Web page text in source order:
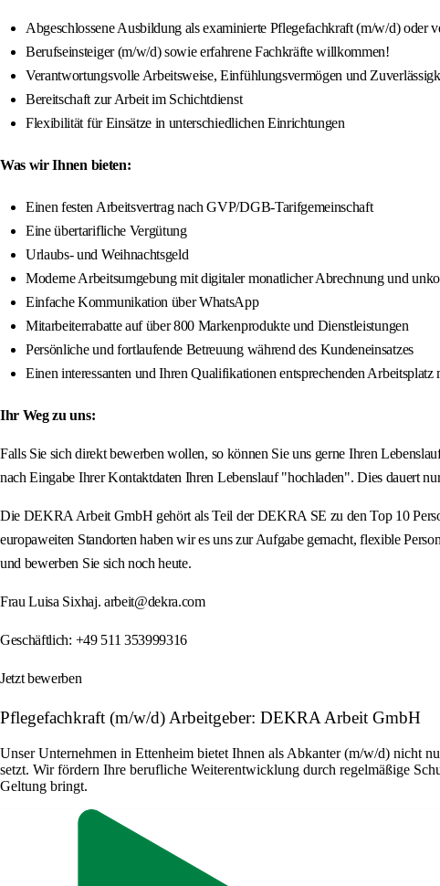
Abgeschlossene Ausbildung als examinierte Pflegefachkraft (m/w/d) oder
Berufseinsteiger (m/w/d) sowie erfahrene Fachkräfte willkommen!
Verantwortungsvolle Arbeitsweise, Einfühlungsvermögen und
Bereitschaft zur Arbeit im Schichtdienst
Flexibilität für Einsätze in unterschiedlichen Einrichtungen
Was wir Ihnen bieten:
Einen festen Arbeitsvertrag nach GVP/DGB-Tarifgemeinschaft
Eine übertarifliche Vergütung
Urlaubs- und Weihnachtsgeld
Moderne Arbeitsumgebung mit digitaler monatlicher Abrechnung und
Einfache Kommunikation über WhatsApp
Mitarbeiterrabatte auf über 800 Markenprodukte und Dienstleistungen
Persönliche und fortlaufende Betreuung während des Kundeneinsatzes
Einen interessanten und Ihren Qualifikationen entsprechenden
Ihr Weg zu uns:
Falls Sie sich direkt bewerben wollen, so können Sie uns gerne Ihren
nach Eingabe Ihrer Kontaktdaten Ihren Lebenslauf "hochladen". Dies dauert
Die DEKRA Arbeit GmbH gehört als Teil der DEKRA SE zu den Top 10
europaweiten Standorten haben wir es uns zur Aufgabe gemacht, flexible
und bewerben Sie sich noch heute.
Frau Luisa Sixhaj. arbeit@dekra.com
Geschäftlich: +49 511 353999316
Jetzt bewerben
Pflegefachkraft (m/w/d) Arbeitgeber: DEKRA Arbeit GmbH
Unser Unternehmen in Ettenheim bietet Ihnen als Abkanter (m/w/d) nicht
setzt. Wir fördern Ihre berufliche Weiterentwicklung durch regelmäßige
Geltung bringt.